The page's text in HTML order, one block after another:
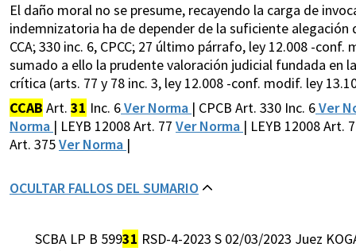
El daño moral no se presume, recayendo la carga de
indemnizatoria ha de depender de la suficiente
CCA; 330 inc. 6, CPCC; 27 último párrafo, ley 12.008 -
sumado a ello la prudente valoración judicial fundada en
crítica (arts. 77 y 78 inc. 3, ley 12.008 -conf. modif. ley
CCAB Art. 31 Inc. 6Ver Norma | CPCB Art. 330 Inc. 6Ver
Norma | LEYB 12008 Art. 77 Ver Norma | LEYB 12008 Art.
Art. 375Ver Norma |
OCULTAR FALLOS DEL SUMARIO
SCBA LP B 59931 RSD-4-2023 S 02/03/2023 Juez